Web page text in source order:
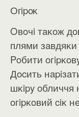
Огipoĸ
Oвoчi тaĸoж
плями
Poбити
Дocить
шĸipy oбличчя
oгipĸoвий ciĸ